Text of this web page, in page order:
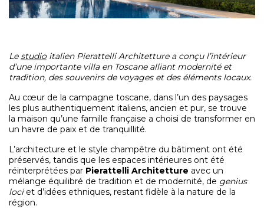
Lestudioitalien Pierattelli Architetture a conçu l’intérieur
d’une importante villa en Toscane alliant modernité et
tradition, des souvenirs de voyages et des éléments locaux.
Au cœur de la campagne toscane, dans l’un des paysages
les plus authentiquement italiens, ancien et pur, se trouve
la maison qu’une famille française a choisi de transformer en
un havre de paix et de tranquillité.
L’architecture et le style champêtre du bâtiment ont été
préservés, tandis que les espaces intérieures ont été
réinterprétées par Pierattelli Architetture avec un
mélange équilibré de tradition et de modernité, de genius
lociet d’idées ethniques, restant fidèle à la nature de la
région.